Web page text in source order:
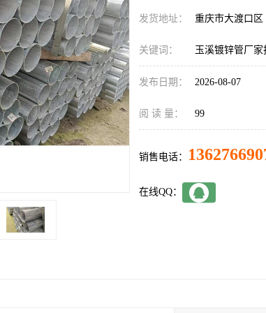
发货地址： 重庆市大渡口区
关键词： 玉溪镀锌管厂家
发布日期： 2026-08-07
阅 读 量： 99
销售电话：
在线QQ：